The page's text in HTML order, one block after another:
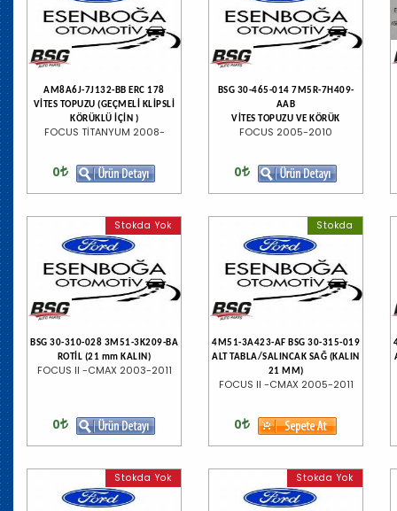
AM8A6J-7J132-BB ERC 178
VİTES TOPUZU (GEÇMELİ KLİPSLİ
KÖRÜKLÜ İÇİN )
FOCUS TİTANYUM 2008-
0
BSG 30-465-014 7M5R-7H409-
AAB
VİTES TOPUZU VE KÖRÜK
FOCUS 2005-2010
0
Stokda Yok
BSG 30-310-028 3M51-3K209-BA
ROTİL (21 mm KALIN)
FOCUS II -CMAX 2003-2011
0
Stokda
4M51-3A423-AF BSG 30-315-019
ALT TABLA/SALINCAK SAĞ (KALIN
21 MM)
FOCUS II -CMAX 2005-2011
0
Stokda Yok Stokda Yok